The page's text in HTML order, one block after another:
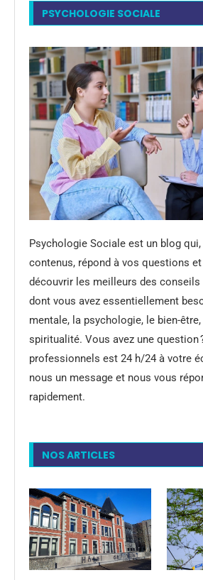
PSYCHOLOGIE SOCIALE
Psychologie Sociale est un blog
contenus, répond à vos questions
découvrir les meilleurs des conseils
dont vous avez essentiellement
mentale, la psychologie, le bien-
spiritualité. Vous avez une question
professionnels est 24 h/24 à votre
nous un message et nous vous
rapidement.
NOS ARTICLES